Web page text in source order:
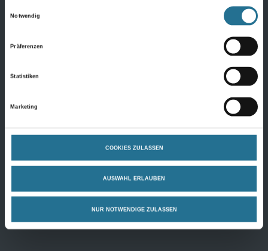
Notwendig
Präferenzen
Statistiken
Marketing
COOKIES ZULASSEN
AUSWAHL ERLAUBEN
NUR NOTWENDIGE ZULASSEN
Bauchemie
Bauchemie Wand
Farben
Innenfarben
Alle Farben